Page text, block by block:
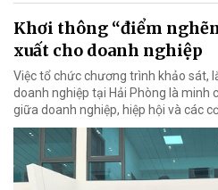
Khơi thông “điểm
xuất cho doanh nghiệp
Việc tổ chức chương trình khảo sát,
doanh nghiệp tại Hải Phòng là minh
giữa doanh nghiệp, hiệp hội và các